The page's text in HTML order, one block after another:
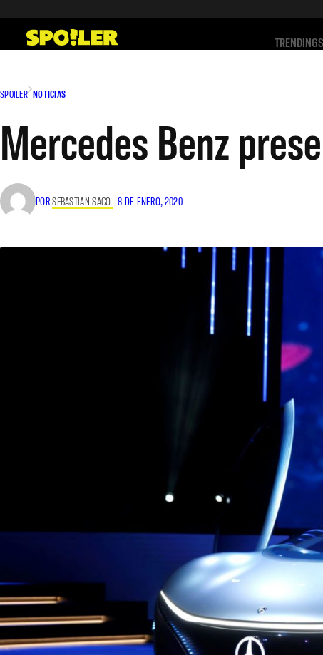
contenido
TRENDINGS
SPOILER NOTICIAS
Mercedes Benz
PORSEBASTIAN SACO –8 DE ENERO, 2020